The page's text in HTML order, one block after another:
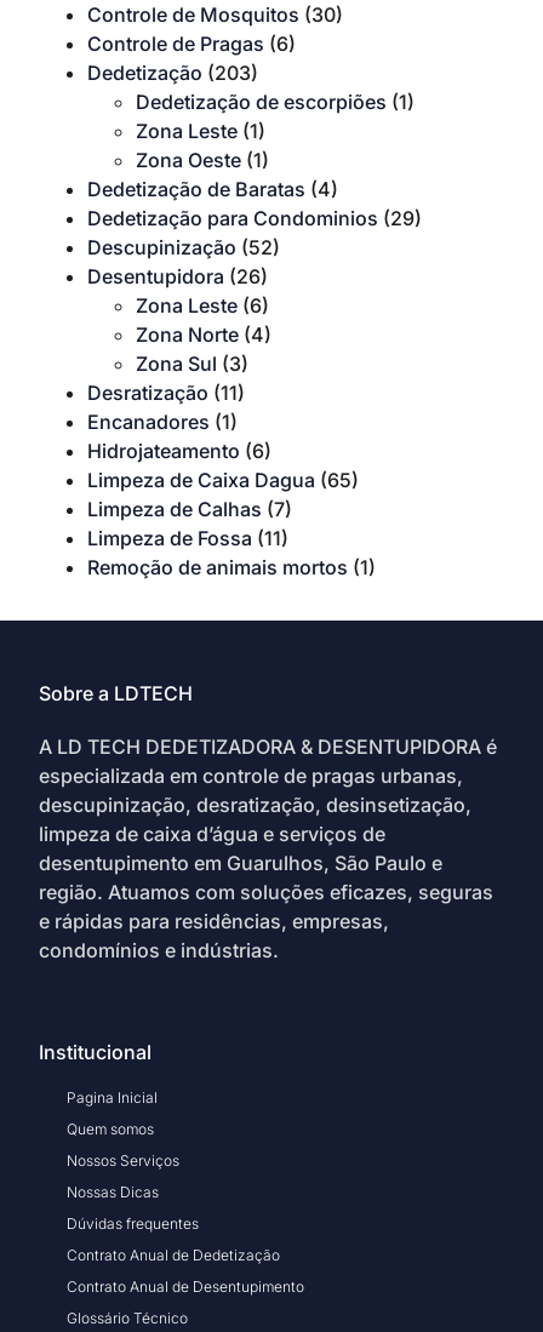
Controle de Mosquitos (30)
Controle de Pragas (6)
Dedetização (203)
Dedetização de escorpiões (1)
Zona Leste (1)
Zona Oeste (1)
Dedetização de Baratas (4)
Dedetização para Condominios (29)
Descupinização (52)
Desentupidora (26)
Zona Leste (6)
Zona Norte (4)
Zona Sul (3)
Desratização (11)
Encanadores (1)
Hidrojateamento (6)
Limpeza de Caixa Dagua (65)
Limpeza de Calhas (7)
Limpeza de Fossa (11)
Remoção de animais mortos (1)
Sobre a LDTECH
A LD TECH DEDETIZADORA & DESENTUPIDORA é
especializada em controle de pragas urbanas,
descupinização, desratização, desinsetização,
limpeza de caixa d’água e serviços de
desentupimento em Guarulhos, São Paulo e
região. Atuamos com soluções eficazes, seguras
e rápidas para residências, empresas,
condomínios e indústrias.
Institucional
Pagina Inicial
Quem somos
Nossos Serviços
Nossas Dicas
Dúvidas frequentes
Contrato Anual de Dedetização
Contrato Anual de Desentupimento
Glossário Técnico